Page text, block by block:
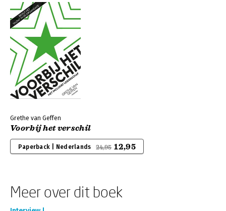
Grethe van Geffen
Voorbij het verschil
Paperback | Nederlands 24,95 12,95
Meer over dit boek